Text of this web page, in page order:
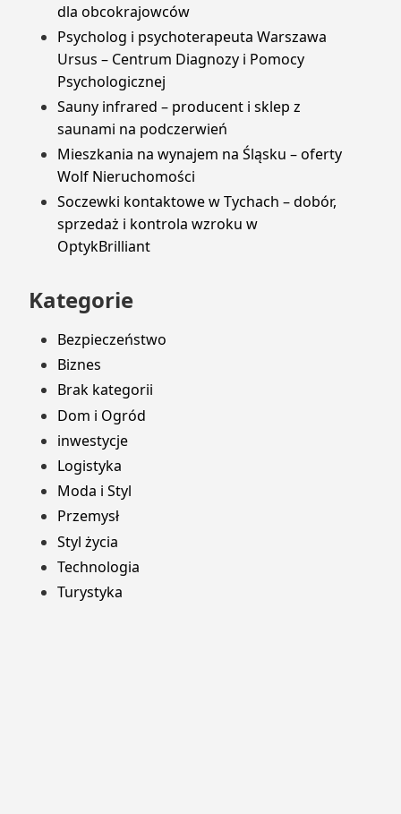
dla obcokrajowców
Psycholog i psychoterapeuta Warszawa
Ursus – Centrum Diagnozy i Pomocy
Psychologicznej
Sauny infrared – producent i sklep z
saunami na podczerwień
Mieszkania na wynajem na Śląsku – oferty
Wolf Nieruchomości
Soczewki kontaktowe w Tychach – dobór,
sprzedaż i kontrola wzroku w
OptykBrilliant
Kategorie
Bezpieczeństwo
Biznes
Brak kategorii
Dom i Ogród
inwestycje
Logistyka
Moda i Styl
Przemysł
Styl życia
Technologia
Turystyka